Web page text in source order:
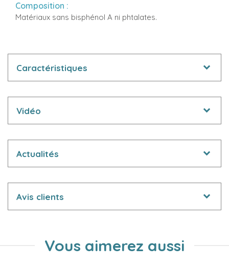
Composition :
Matériaux sans bisphénol A ni phtalates.
Caractéristiques
Vidéo
Actualités
Avis clients
Vous aimerez aussi